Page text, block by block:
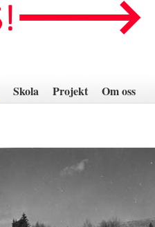
Skola Projekt Om oss